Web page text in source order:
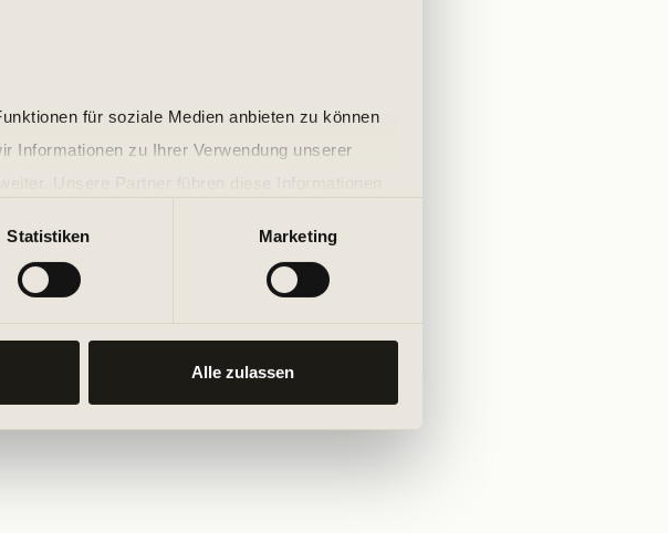
für soziale Medien anbieten zu können
Informationen zu Ihrer Verwendung unserer
Statistiken Marketing
Alle zulassen